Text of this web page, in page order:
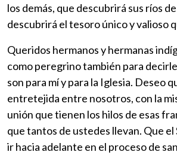
los demás, que descubrirá sus ríos
descubrirá el tesoro único y valioso
Queridos hermanos y hermanas
como peregrino también para
son para mí y para la Iglesia. Deseo
entretejida entre nosotros, con la
unión que tienen los hilos de esas
que tantos de ustedes llevan. Que el
ir hacia adelante en el proceso de